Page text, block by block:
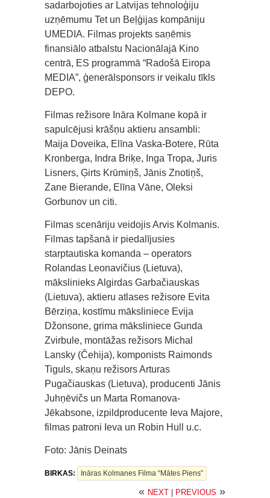
sadarbojoties ar Latvijas tehnoloģiju
uzņēmumu Tet un Beļģijas kompāniju
UMEDIA. Filmas projekts saņēmis
finansiālo atbalstu Nacionālajā Kino
centrā, ES programmā “Radošā Eiropa
MEDIA”, ģenerālsponsors ir veikalu tīkls
DEPO.
Filmas režisore Ināra Kolmane kopā ir
sapulcējusi krāšņu aktieru ansambli:
Maija Doveika, Elīna Vaska-Botere, Rūta
Kronberga, Indra Briķe, Inga Tropa, Juris
Lisners, Ģirts Krūmiņš, Jānis Znotiņš,
Zane Bierande, Elīna Vāne, Oleksi
Gorbunov un citi.
Filmas scenāriju veidojis Arvis Kolmanis.
Filmas tapšanā ir piedalījusies
starptautiska komanda – operators
Rolandas Leonavičius (Lietuva),
mākslinieks Algirdas Garbačiauskas
(Lietuva), aktieru atlases režisore Evita
Bērziņa, kostīmu māksliniece Evija
Džonsone, grima māksliniece Gunda
Zvirbule, montāžas režisors Michal
Lansky (Čehija), komponists Raimonds
Tiguls, skaņu režisors Arturas
Pugačiauskas (Lietuva), producenti Jānis
Juhņēvičs un Marta Romanova-
Jēkabsone, izpildproducente Ieva Majore,
filmas patroni Ieva un Robin Hull u.c.
Foto: Jānis Deinats
BIRKAS: Ināras Kolmanes Filma “Mātes Piens”
« NEXT PREVIOUS »